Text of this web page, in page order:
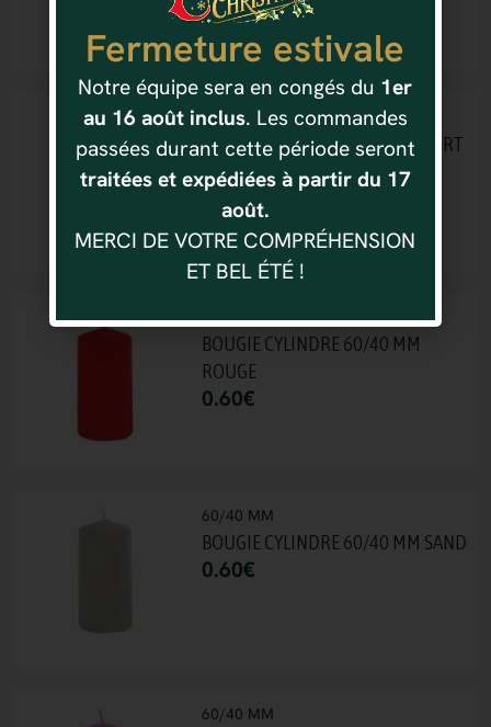
60/40 MM
BOUGIE CYLINDRE 60/40 MM VERT
FONCE
0.60€
60/40 MM
BOUGIE CYLINDRE 60/40 MM
ROUGE
0.60€
60/40 MM
BOUGIE CYLINDRE 60/40 MM SAND
0.60€
60/40 MM
Fermeture estivale
Notre équipe sera en congés du 1er
au 16 août inclus. Les commandes
passées durant cette période seront
traitées et expédiées à partir du 17
août.
MERCI DE VOTRE COMPRÉHENSION
ET BEL ÉTÉ !